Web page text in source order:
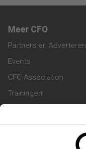
Meer CFO
Partners en Adverteren
Events
CFO Association
Trainingen
Vacatures
Service & Contact